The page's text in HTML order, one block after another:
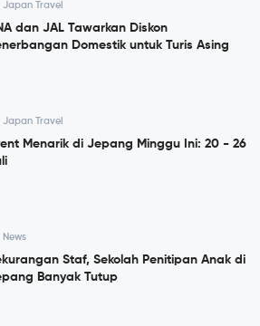
Japan Travel
dan JAL Tawarkan Diskon
Domestik untuk Turis Asing
Japan Travel
Menarik di Jepang Minggu Ini: 20 - 26
News
Staf, Sekolah Penitipan Anak di
Banyak Tutup